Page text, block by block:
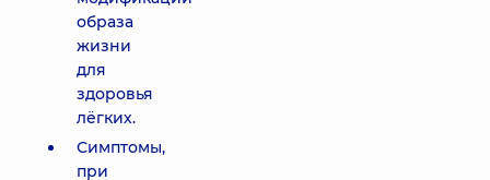
образа
жизни
для
здоровья
лёгких.
Симптомы,
при